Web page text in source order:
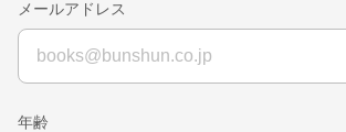
メールアドレス
年齢